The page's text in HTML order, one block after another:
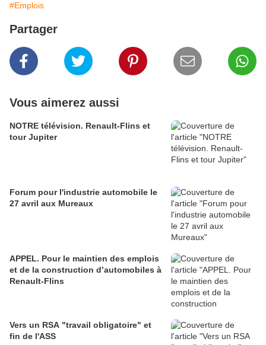
#Emplois
Partager
Vous aimerez aussi
NOTRE télévision. Renault-Flins et
tour Jupiter
Forum pour l'industrie automobile le
27 avril aux Mureaux
APPEL. Pour le maintien des emplois
et de la construction d’automobiles à
Renault-Flins
Vers un RSA "travail obligatoire" et
fin de l'ASS